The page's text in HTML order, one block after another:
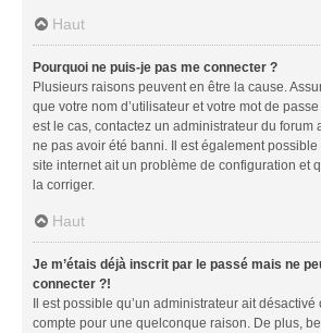
Haut
Pourquoi ne puis-je pas me connecter ?
Plusieurs raisons peuvent en être la cause.
que votre nom d’utilisateur et votre mot de
est le cas, contactez un administrateur du forum
ne pas avoir été banni. Il est également
site internet ait un problème de configuration et
la corriger.
Haut
Je m’étais déjà inscrit par le passé mais ne
connecter ?!
Il est possible qu’un administrateur ait désactivé
compte pour une quelconque raison. De plus,